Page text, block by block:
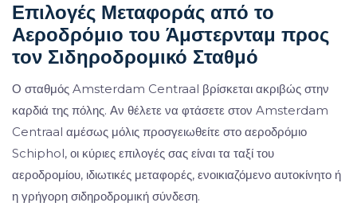
Επιλογές Μεταφοράς από το
Αεροδρόμιο του Άμστερνταμ προς
τον Σιδηροδρομικό Σταθμό
Ο σταθμός Amsterdam Centraal βρίσκεται ακριβώς στην
καρδιά της πόλης. Αν θέλετε να φτάσετε στον Amsterdam
Centraal αμέσως μόλις προσγειωθείτε στο αεροδρόμιο
Schiphol, οι κύριες επιλογές σας είναι τα ταξί του
αεροδρομίου, ιδιωτικές μεταφορές, ενοικιαζόμενο αυτοκίνητο ή
η γρήγορη σιδηροδρομική σύνδεση.